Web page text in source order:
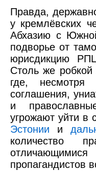
Правда,
у кремлёвских
Абхазию с
подворье от
юрисдикцию
Столь же
где,
соглашения,
и
угрожают уйти в
Эстонии и
количество
пропагандистов